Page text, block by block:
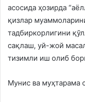
асосида ҳозирда
қизлар
тадбиркорлигини
сақлаш, уй-жой
тизимли иш олиб
Мунис ва муҳтарама